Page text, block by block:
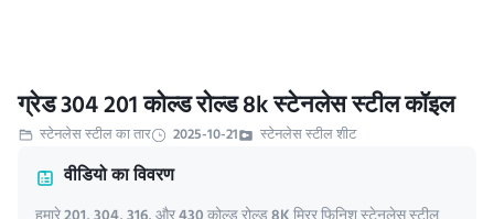
ग्रेड 304 201 कोल्ड रोल्ड 8k स्टेनलेस स्टील कॉइल
स्टेनलेस स्टील का तार 2025-10-21 स्टेनलेस स्टील शीट
वीडियो का विवरण